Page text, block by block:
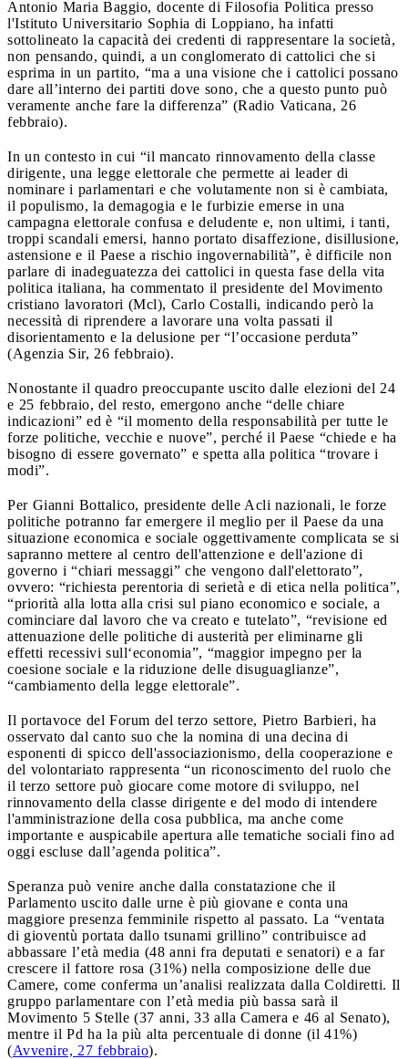
Antonio Maria Baggio, docente di Filosofia Politica presso
l'Istituto Universitario Sophia di Loppiano, ha infatti
sottolineato la capacità dei credenti di rappresentare la società,
non pensando, quindi, a un conglomerato di cattolici che si
esprima in un partito, “ma a una visione che i cattolici possano
dare all’interno dei partiti dove sono, che a questo punto può
veramente anche fare la differenza” (Radio Vaticana, 26
febbraio).
In un contesto in cui “il mancato rinnovamento della classe
dirigente, una legge elettorale che permette ai leader di
nominare i parlamentari e che volutamente non si è cambiata,
il populismo, la demagogia e le furbizie emerse in una
campagna elettorale confusa e deludente e, non ultimi, i tanti,
troppi scandali emersi, hanno portato disaffezione, disillusione,
astensione e il Paese a rischio ingovernabilità”, è difficile non
parlare di inadeguatezza dei cattolici in questa fase della vita
politica italiana, ha commentato il presidente del Movimento
cristiano lavoratori (Mcl), Carlo Costalli, indicando però la
necessità di riprendere a lavorare una volta passati il
disorientamento e la delusione per “l’occasione perduta”
(Agenzia Sir, 26 febbraio).
Nonostante il quadro preoccupante uscito dalle elezioni del 24
e 25 febbraio, del resto, emergono anche “delle chiare
indicazioni” ed è “il momento della responsabilità per tutte le
forze politiche, vecchie e nuove”, perché il Paese “chiede e ha
bisogno di essere governato” e spetta alla politica “trovare i
modi”.
Per Gianni Bottalico, presidente delle Acli nazionali, le forze
politiche potranno far emergere il meglio per il Paese da una
situazione economica e sociale oggettivamente complicata se si
sapranno mettere al centro dell'attenzione e dell'azione di
governo i “chiari messaggi” che vengono dall'elettorato”,
ovvero: “richiesta perentoria di serietà e di etica nella politica”,
“priorità alla lotta alla crisi sul piano economico e sociale, a
cominciare dal lavoro che va creato e tutelato”, “revisione ed
attenuazione delle politiche di austerità per eliminarne gli
effetti recessivi sull‘economia”, “maggior impegno per la
coesione sociale e la riduzione delle disuguaglianze”,
“cambiamento della legge elettorale”.
Il portavoce del Forum del terzo settore, Pietro Barbieri, ha
osservato dal canto suo che la nomina di una decina di
esponenti di spicco dell'associazionismo, della cooperazione e
del volontariato rappresenta “un riconoscimento del ruolo che
il terzo settore può giocare come motore di sviluppo, nel
rinnovamento della classe dirigente e del modo di intendere
l'amministrazione della cosa pubblica, ma anche come
importante e auspicabile apertura alle tematiche sociali fino ad
oggi escluse dall’agenda politica”.
Speranza può venire anche dalla constatazione che il
Parlamento uscito dalle urne è più giovane e conta una
maggiore presenza femminile rispetto al passato. La “ventata
di gioventù portata dallo tsunami grillino” contribuisce ad
abbassare l’età media (48 anni fra deputati e senatori) e a far
crescere il fattore rosa (31%) nella composizione delle due
Camere, come conferma un’analisi realizzata dalla Coldiretti. Il
gruppo parlamentare con l’età media più bassa sarà il
Movimento 5 Stelle (37 anni, 33 alla Camera e 46 al Senato),
mentre il Pd ha la più alta percentuale di donne (il 41%)
(Avvenire, 27 febbraio).